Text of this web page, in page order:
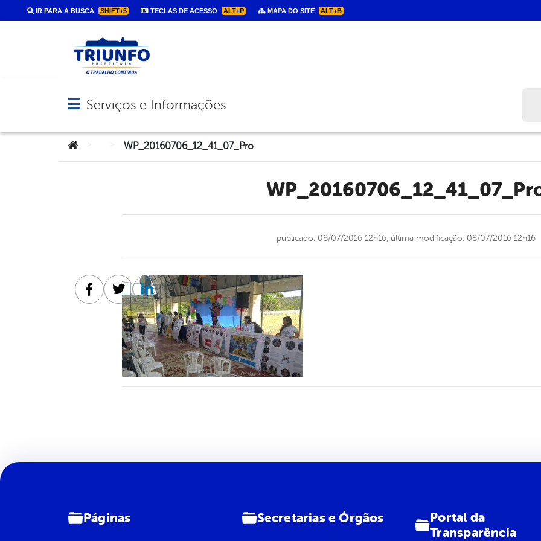
IR PARA A BUSCA SHIFT+5 TECLAS DE ACESSO ALT+P MAPA DO SITE ALT+B
Abrir menu principal de navegação
Serviços e Informações
Você está aqui:WP_20160706_12_41_07_Pro
publicado: 08/07/2016 12h16, última modificação: 08/07/2016 12h16
Facebook
TwitterLinkedin
Páginas Secretarias e Órgãos
Portal da
Transparência